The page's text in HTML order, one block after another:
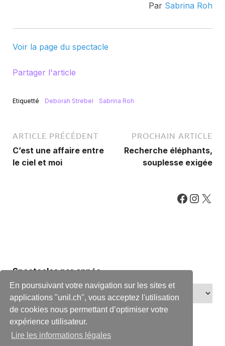
En poursuivant votre navigation sur les sites et
applications "unil.ch", vous acceptez l'utilisation
de cookies nous permettant d’optimiser votre
expérience utilisateur.
Lire les informations légales
Par Sabrina Roh
Voir la page du spectacle
Partager l'article
Etiquetté Deborah Strebel Sabrina Roh
ARTICLE PRÉCÉDENT
C’est une affaire entre
le ciel et moi
PROCHAIN ARTICLE
Recherche éléphants,
souplesse exigée
Spectacles par année